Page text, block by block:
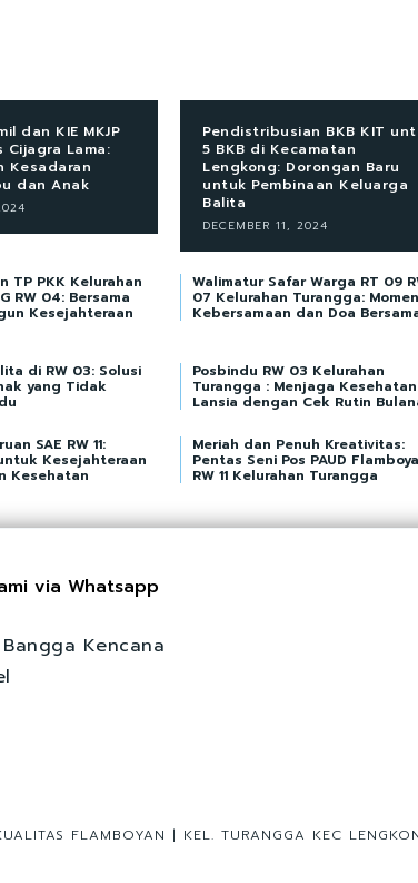
dan KIE MKJP
Cijagra Lama:
Kesadaran
dan Anak
Pendistribusian BKB KIT
5 BKB di Kecamatan
Lengkong: Dorongan Baru
untuk Pembinaan Keluarga
Balita
DECEMBER 11, 2024
TP PKK Kelurahan
RW 04: Bersama
Kesejahteraan
Walimatur Safar Warga RT 09
07 Kelurahan Turangga: Momen
Kebersamaan dan Doa
di RW 03: Solusi
yang Tidak
Posbindu RW 03 Kelurahan
Turangga : Menjaga Kesehatan
Lansia dengan Cek Rutin
SAE RW 11:
Kesejahteraan
Kesehatan
Meriah dan Penuh Kreativitas:
Pentas Seni Pos PAUD
RW 11 Kelurahan Turangga
via Whatsapp
Kencana
FLAMBOYAN | KEL. TURANGGA KEC